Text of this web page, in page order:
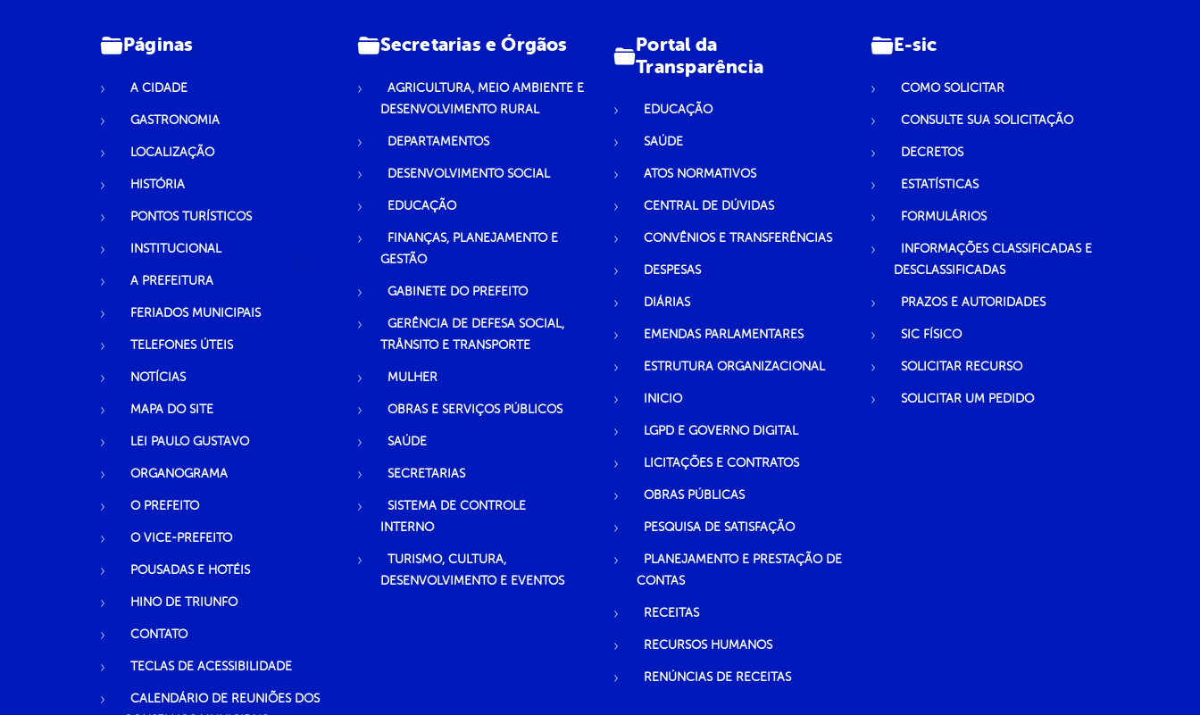
Páginas
A CIDADE
GASTRONOMIA
LOCALIZAÇÃO
HISTÓRIA
PONTOS TURÍSTICOS
INSTITUCIONAL
A PREFEITURA
FERIADOS MUNICIPAIS
TELEFONES ÚTEIS
NOTÍCIAS
MAPA DO SITE
LEI PAULO GUSTAVO
ORGANOGRAMA
O PREFEITO
O VICE-PREFEITO
POUSADAS E HOTÉIS
HINO DE TRIUNFO
CONTATO
TECLAS DE ACESSIBILIDADE
CALENDÁRIO DE REUNIÕES DOS
Secretarias e Órgãos
AGRICULTURA, MEIO AMBIENTE E
DESENVOLVIMENTO RURAL
DEPARTAMENTOS
DESENVOLVIMENTO SOCIAL
EDUCAÇÃO
FINANÇAS, PLANEJAMENTO E
GESTÃO
GABINETE DO PREFEITO
GERÊNCIA DE DEFESA SOCIAL,
TRÂNSITO E TRANSPORTE
MULHER
OBRAS E SERVIÇOS PÚBLICOS
SAÚDE
SECRETARIAS
SISTEMA DE CONTROLE
INTERNO
TURISMO, CULTURA,
DESENVOLVIMENTO E EVENTOS
Portal da
Transparência
EDUCAÇÃO
SAÚDE
ATOS NORMATIVOS
CENTRAL DE DÚVIDAS
CONVÊNIOS E TRANSFERÊNCIAS
DESPESAS
DIÁRIAS
EMENDAS PARLAMENTARES
ESTRUTURA ORGANIZACIONAL
INICIO
LGPD E GOVERNO DIGITAL
LICITAÇÕES E CONTRATOS
OBRAS PÚBLICAS
PESQUISA DE SATISFAÇÃO
PLANEJAMENTO E PRESTAÇÃO DE
CONTAS
RECEITAS
RECURSOS HUMANOS
RENÚNCIAS DE RECEITAS
E-sic
COMO SOLICITAR
CONSULTE SUA SOLICITAÇÃO
DECRETOS
ESTATÍSTICAS
FORMULÁRIOS
INFORMAÇÕES CLASSIFICADAS E
DESCLASSIFICADAS
PRAZOS E AUTORIDADES
SIC FÍSICO
SOLICITAR RECURSO
SOLICITAR UM PEDIDO